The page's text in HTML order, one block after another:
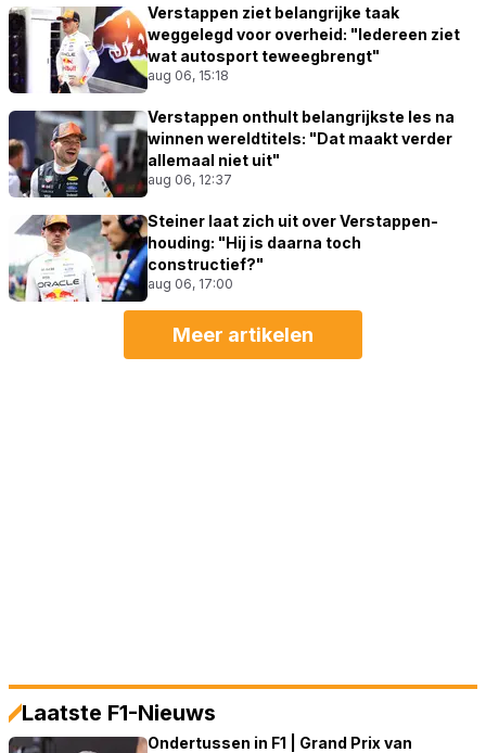
Verstappen ziet belangrijke taak
weggelegd voor overheid: "Iedereen ziet
wat autosport teweegbrengt"
aug 06, 15:18
Verstappen onthult belangrijkste les na
winnen wereldtitels: "Dat maakt verder
allemaal niet uit"
aug 06, 12:37
Steiner laat zich uit over Verstappen-
houding: "Hij is daarna toch
constructief?"
aug 06, 17:00
Meer artikelen
Laatste F1-Nieuws
Ondertussen in F1 | Grand Prix van